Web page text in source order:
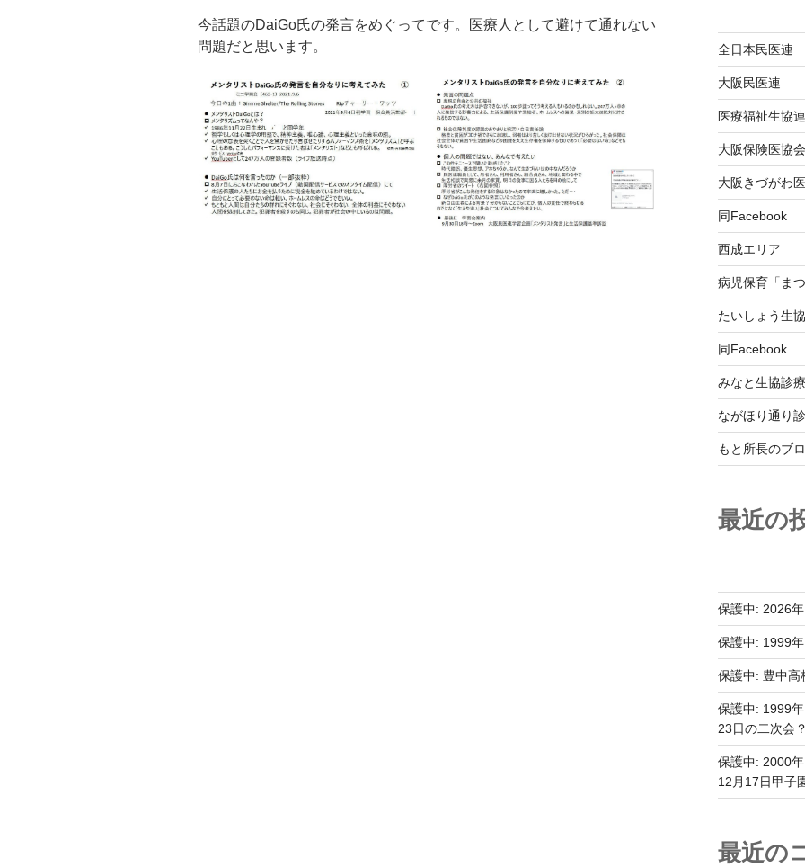
今話題のDaiGo氏の発言をめぐってです。医療人として避けて通れない
問題だと思います。
全日本民医連
大阪民医連
医療福祉生協
大阪保険医協会
大阪きづがわ
同Facebook
西成エリア
病児保育「ま
たいしょう生
同Facebook
みなと生協診
ながほり通り
もと所長のブ
最近の
保護中: 2026
保護中: 1999
保護中: 豊中高
保護中: 1999
23日の二次会？
保護中: 2000
12月17日甲子
最近の